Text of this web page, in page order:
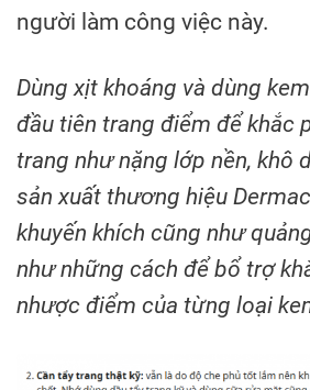
người làm công việc này.
Dùng xịt khoáng và dùng
đầu tiên trang điểm để khắc
trang như nặng lớp nền, khô
sản xuất thương hiệu
khuyến khích cũng như
như những cách để bổ trợ
nhược điểm của từng loại